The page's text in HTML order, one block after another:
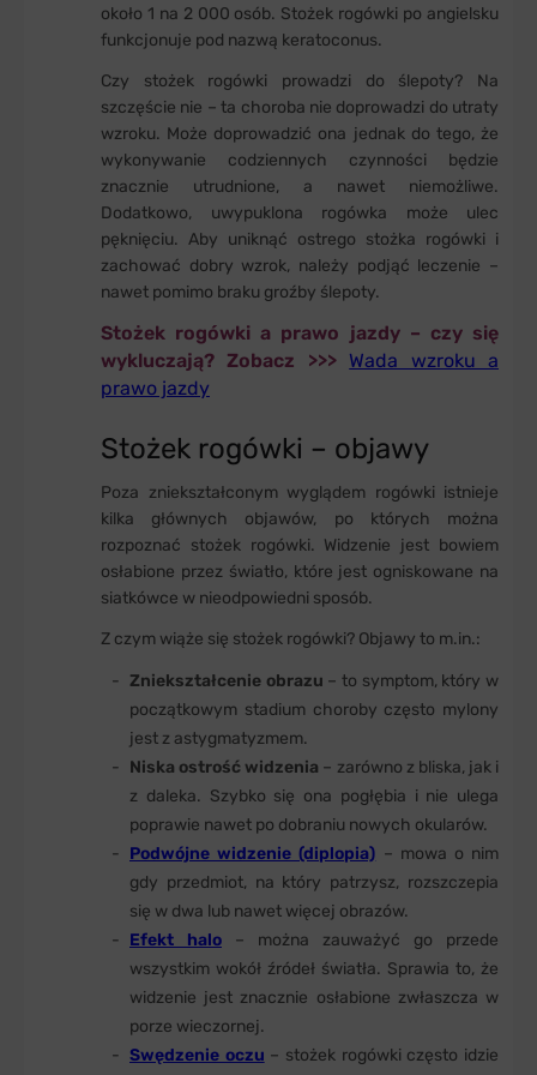
około 1 na 2 000 osób. Stożek rogówki po angielsku
funkcjonuje pod nazwą keratoconus.
Czy stożek rogówki prowadzi do ślepoty? Na
szczęście nie – ta choroba nie doprowadzi do utraty
wzroku. Może doprowadzić ona jednak do tego, że
wykonywanie codziennych czynności będzie
znacznie utrudnione, a nawet niemożliwe.
Dodatkowo, uwypuklona rogówka może ulec
pęknięciu. Aby uniknąć ostrego stożka rogówki i
zachować dobry wzrok, należy podjąć leczenie –
nawet pomimo braku groźby ślepoty.
Stożek rogówki a prawo jazdy – czy się
wykluczają? Zobacz >>> Wada wzroku a
prawo jazdy
Stożek rogówki – objawy
Poza zniekształconym wyglądem rogówki istnieje
kilka głównych objawów, po których można
rozpoznać stożek rogówki. Widzenie jest bowiem
osłabione przez światło, które jest ogniskowane na
siatkówce w nieodpowiedni sposób.
Z czym wiąże się stożek rogówki? Objawy to m.in.:
Zniekształcenie obrazu – to symptom, który w
początkowym stadium choroby często mylony
jest z astygmatyzmem.
Niska ostrość widzenia – zarówno z bliska, jak i
z daleka. Szybko się ona pogłębia i nie ulega
poprawie nawet po dobraniu nowych okularów.
Podwójne widzenie (diplopia) – mowa o nim
gdy przedmiot, na który patrzysz, rozszczepia
się w dwa lub nawet więcej obrazów.
Efekt halo – można zauważyć go przede
wszystkim wokół źródeł światła. Sprawia to, że
widzenie jest znacznie osłabione zwłaszcza w
porze wieczornej.
Swędzenie oczu – stożek rogówki często idzie